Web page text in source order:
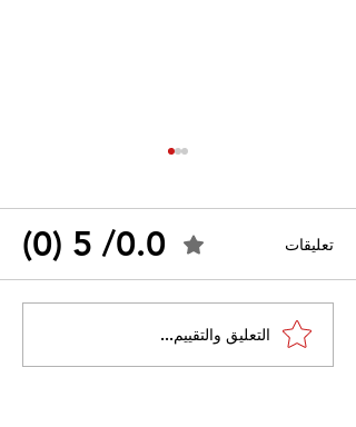
القضاء الإداري يقضي بحل
نقابة "كنابست"
تعليقات 0.0/ 5 (0)
التعليق والتقييم...